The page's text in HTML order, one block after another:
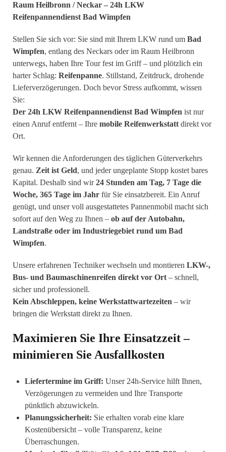
Raum Heilbronn / Neckar – 24h LKW
Reifenpannendienst Bad Wimpfen
Stellen Sie sich vor: Sie sind mit Ihrem LKW rund um Bad
Wimpfen, entlang des Neckars oder im Raum Heilbronn
unterwegs, haben Ihre Tour fest im Griff – und plötzlich ein
harter Schlag: Reifenpanne. Stillstand, Zeitdruck, drohende
Lieferverzögerungen. Doch bevor Stress aufkommt, wissen
Sie:
Der 24h LKW Reifenpannendienst Bad Wimpfen ist nur
einen Anruf entfernt – Ihre mobile Reifenwerkstatt direkt vor
Ort.
Wir kennen die Anforderungen des täglichen Güterverkehrs
genau. Zeit ist Geld, und jeder ungeplante Stopp kostet bares
Kapital. Deshalb sind wir24 Stunden am Tag, 7 Tage die
Woche, 365 Tage im Jahr für Sie einsatzbereit. Ein Anruf
genügt, und unser voll ausgestattetes Pannenmobil macht sich
sofort auf den Weg zu Ihnen – ob auf der Autobahn,
Landstraße oder im Industriegebiet rund um Bad
Wimpfen.
Unsere erfahrenen Techniker wechseln und montieren LKW-,
Bus- und Baumaschinenreifen direkt vor Ort – schnell,
sicher und professionell.
Kein Abschleppen, keine Werkstattwartezeiten – wir
bringen die Werkstatt direkt zu Ihnen.
Maximieren Sie Ihre Einsatzzeit –
minimieren Sie Ausfallkosten
Liefertermine im Griff: Unser 24h-Service hilft Ihnen,
Verzögerungen zu vermeiden und Ihre Transporte
pünktlich abzuwickeln.
Planungssicherheit: Sie erhalten vorab eine klare
Kostenübersicht – volle Transparenz, keine
Überraschungen.